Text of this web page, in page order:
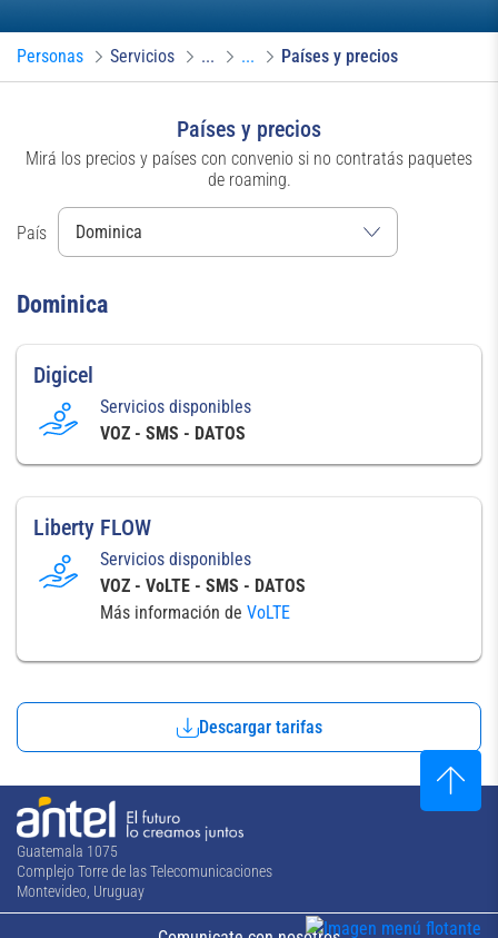
Personas Servicios ... ... Países y precios
Países y precios
Mirá los precios y países con convenio si no contratás paquetes
de roaming.
País
Dominica
Digicel
Servicios disponibles
VOZ - SMS - DATOS
Liberty FLOW
Servicios disponibles
VOZ - VoLTE - SMS - DATOS
Más información de VoLTE
Descargar tarifas
Guatemala 1075
Complejo Torre de las Telecomunicaciones
Montevideo, Uruguay